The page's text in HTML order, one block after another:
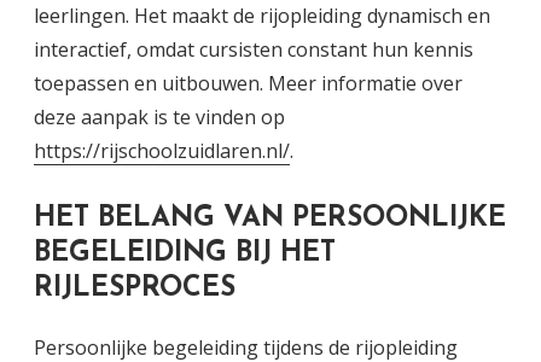
leerlingen. Het maakt de rijopleiding dynamisch en
interactief, omdat cursisten constant hun kennis
toepassen en uitbouwen. Meer informatie over
deze aanpak is te vinden op
https://rijschoolzuidlaren.nl/.
HET BELANG VAN PERSOONLIJKE
BEGELEIDING BIJ HET
RIJLESPROCES
Persoonlijke begeleiding tijdens de rijopleiding